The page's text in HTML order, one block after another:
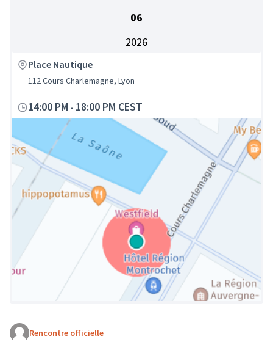
06
2026
Place Nautique
112 Cours Charlemagne, Lyon
14:00 PM - 18:00 PM CEST
Rencontre officielle